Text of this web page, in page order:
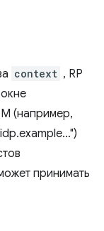
context , RP
(например,
принимать